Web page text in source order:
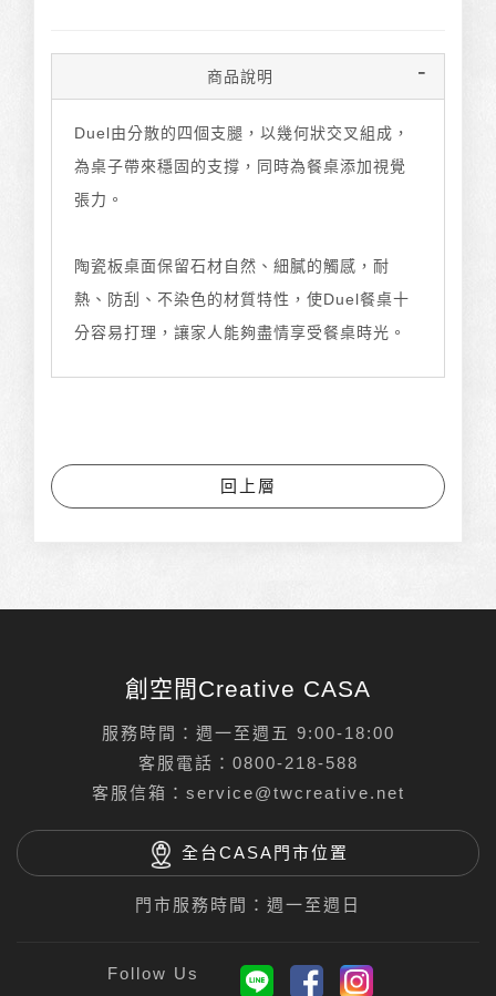
商品說明
Duel由分散的四個支腿，以幾何狀交叉組成，
為桌子帶來穩固的支撐，同時為餐桌添加視覺
張力。
陶瓷板桌面保留石材自然、細膩的觸感，耐
熱、防刮、不染色的材質特性，使Duel餐桌十
分容易打理，讓家人能夠盡情享受餐桌時光。
回上層
創空間Creative CASA
服務時間：週一至週五 9:00-18:00
客服電話： 0800-218-588
客服信箱： service@twcreative.net
全台CASA門市位置
門市服務時間：週一至週日